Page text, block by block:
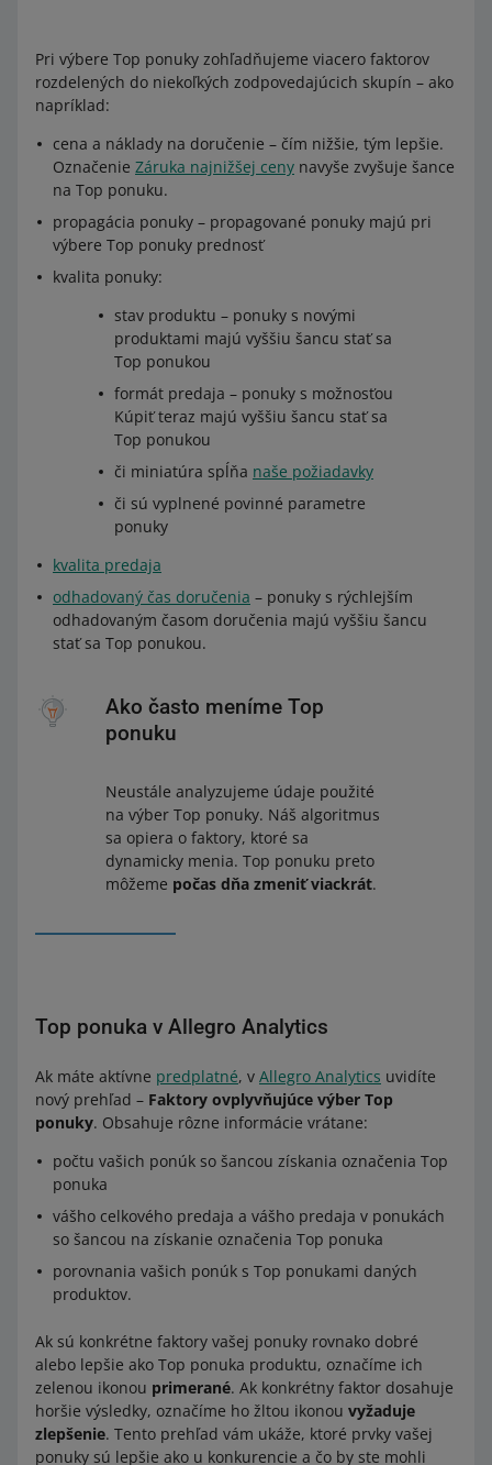
Pri výbere Top ponuky zohľadňujeme viacero faktorov
rozdelených do niekoľkých zodpovedajúcich skupín – ako
napríklad:
cena a náklady na doručenie – čím nižšie, tým lepšie.
Označenie Záruka najnižšej ceny navyše zvyšuje šance
na Top ponuku.
propagácia ponuky – propagované ponuky majú pri
výbere Top ponuky prednosť
kvalita ponuky:
stav produktu – ponuky s novými
produktami majú vyššiu šancu stať sa
Top ponukou
formát predaja – ponuky s možnosťou
Kúpiť teraz majú vyššiu šancu stať sa
Top ponukou
či miniatúra spĺňa naše požiadavky
či sú vyplnené povinné parametre
ponuky
kvalita predaja
odhadovaný čas doručenia – ponuky s rýchlejším
odhadovaným časom doručenia majú vyššiu šancu
stať sa Top ponukou.
Ako často meníme Top
ponuku
Neustále analyzujeme údaje použité
na výber Top ponuky. Náš algoritmus
sa opiera o faktory, ktoré sa
dynamicky menia. Top ponuku preto
môžeme počas dňa zmeniť viackrát.
Top ponuka v Allegro Analytics
Ak máte aktívne predplatné, v Allegro Analytics uvidíte
nový prehľad – Faktory ovplyvňujúce výber Top
ponuky. Obsahuje rôzne informácie vrátane:
počtu vašich ponúk so šancou získania označenia Top
ponuka
vášho celkového predaja a vášho predaja v ponukách
so šancou na získanie označenia Top ponuka
porovnania vašich ponúk s Top ponukami daných
produktov.
Ak sú konkrétne faktory vašej ponuky rovnako dobré
alebo lepšie ako Top ponuka produktu, označíme ich
zelenou ikonou primerané. Ak konkrétny faktor dosahuje
horšie výsledky, označíme ho žltou ikonou vyžaduje
zlepšenie. Tento prehľad vám ukáže, ktoré prvky vašej
ponuky sú lepšie ako u konkurencie a čo by ste mohli